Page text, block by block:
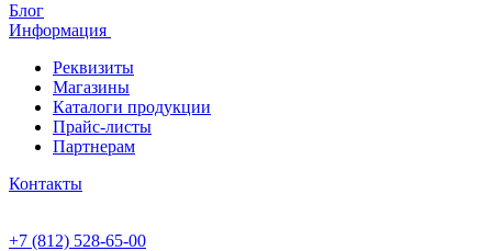
Блог
Информация
Реквизиты
Магазины
Каталоги продукции
Прайс-листы
Партнерам
Контакты
+7 (812) 528-65-00